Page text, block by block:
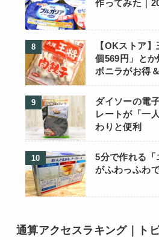
作ってみた｜
【OKストア
個569円」と
ボニラがお得
ダイソーの電
レートが「一
わりと便利
5分で作れる「
がふわっふわ
通算アクセスラキング｜ト